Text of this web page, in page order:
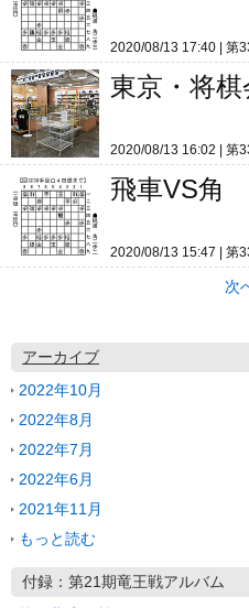
2020/08/13 17:40 第
東京・将
2020/08/13 16:02 第
飛車VS角
2020/08/13 15:47 第
次
アーカイブ
2022年10月
2022年8月
2022年7月
2022年6月
2021年11月
もっと読む
付録：第21期竜王戦アルバム